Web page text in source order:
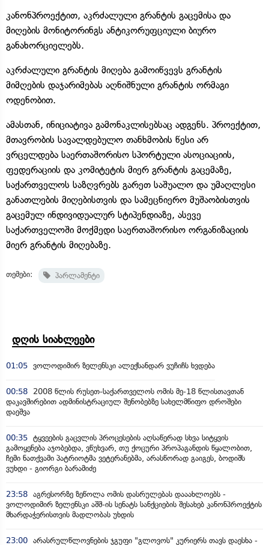
კანონპროექტით, აკრძალული გრანტის გაცემისა და
მიღების მონიტორინგს ანტიკორუფციული ბიურო
განახორციელებს.
აკრძალული გრანტის მიღება გამოიწვევს გრანტის
მიმღების დაჯარიმებას აღნიშნული გრანტის ორმაგი
ოდენობით.
ამასთან, ინიციატივა გამონაკლისებსაც ადგენს. პროექტით,
მთავრობის სავალდებულო თანხმობის წესი არ
ვრცელდება საერთაშორისო სპორტული ასოციაციის,
ფედერაციის და კომიტეტის მიერ გრანტის გაცემაზე,
საქართველოს საზღვრებს გარეთ საშუალო და უმაღლესი
განათლების მიღებისთვის და სამეცნიერო მუშაობისთვის
გაცემულ ინდივიდუალურ სტიპენდიაზე, ასევე
საქართველოში მოქმედი საერთაშორისო ორგანიზაციის
მიერ გრანტის მიღებაზე.
თემები: პარლამენტი
დღის სიახლეები
01:05 ვოლოდიმირ ზელენსკი ალექსანდარ ვუჩიჩს ხვდება
00:58
2008 წლის რუსეთ-საქართველოს ომის მე-18 წლისთავთან
დაკავშირებით ადმინისტრაციულ შენობებზე სახელმწიფო დროშები
დაეშვა
00:35 ტყვეების გაცვლის პროცესების აღსაწერად სხვა სიტყვის
გამოყენება აჯობებდა, ვწუხვარ, თუ ქოცური პროპაგანდის წყალობით,
ჩემი ნათქვამი პატრიოტმა ვეტერანებმა, არასწორად გაიგეს, ბოდიშს
ვუხდი - გიორგი ბარამიძე
23:58 აგრესორზე ზეწოლა ომის დასრულებას დააახლოებს -
ვოლოდიმირ ზელენსკი აშშ-ის სენატს სანქციების შესახებ კანონპროექტის
მხარდაჭერისთვის მადლობას უხდის
23:00 არასრულწლოვნების ჯგუფი "გლოვოს" კურიერს თავს დაესხა -